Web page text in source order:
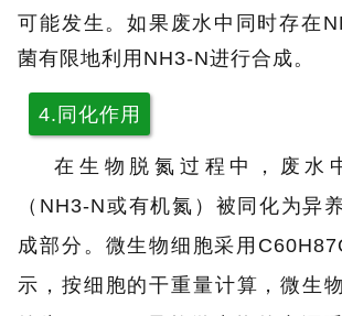
可能发生。如果废水中同时存在
菌有限地利用NH3-N进行合成。
4.同化作用
在生物脱氮过程中，废水
（NH3-N或有机氮）被同化为异
成部分。微生物细胞采用
示，按细胞的干重量计算，微生